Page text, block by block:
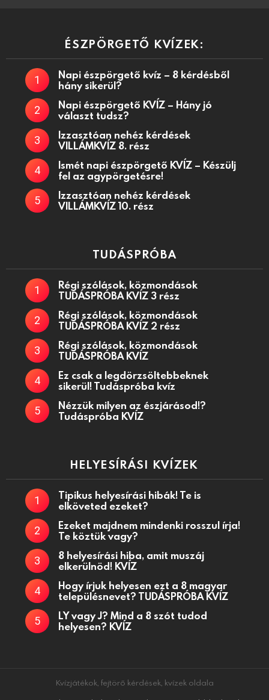
ÉSZPÖRGETŐ KVÍZEK:
Napi észpörgető kvíz – 8 kérdésből
hány sikerül?
Napi észpörgető KVÍZ – Hány jó
választ tudsz?
Izzasztóan nehéz kérdések
VILLÁMKVÍZ 8. rész
Ismét napi észpörgető KVÍZ – Készülj
fel az agypörgetésre!
Izzasztóan nehéz kérdések
VILLÁMKVÍZ 10. rész
TUDÁSPRÓBA
Régi szólások, közmondások
TUDÁSPRÓBA KVÍZ 3 rész
Régi szólások, közmondások
TUDÁSPRÓBA KVÍZ 2 rész
Régi szólások, közmondások
TUDÁSPRÓBA KVÍZ
Ez csak a legdörzsöltebbeknek
sikerül! Tudáspróba kvíz
Nézzük milyen az észjárásod!?
Tudáspróba KVÍZ
HELYESÍRÁSI KVÍZEK
Tipikus helyesírási hibák! Te is
elköveted ezeket?
Ezeket majdnem mindenki rosszul írja!
Te köztük vagy?
8 helyesírási hiba, amit muszáj
elkerülnöd! KVÍZ
Hogy írjuk helyesen ezt a 8 magyar
településnevet? TUDÁSPRÓBA KVÍZ
LY vagy J? Mind a 8 szót tudod
helyesen? KVÍZ
Kvízjátékok, fejtörő kérdések, kvízek oldala